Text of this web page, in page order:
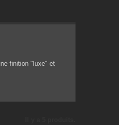
finition "luxe" et